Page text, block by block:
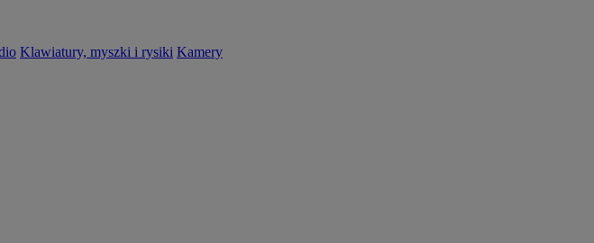
Klawiatury, myszki i rysiki Kamery